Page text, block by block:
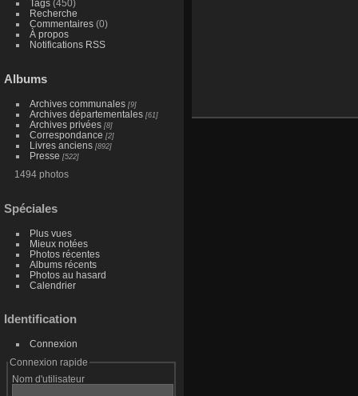
Tags(450)
Recherche
Commentaires(0)
À propos
Notifications RSS
Albums
Archives communales [9]
Archives départementales [61]
Archives privées [8]
Correspondance [2]
Livres anciens [892]
Presse [522]
1494 photos
Spéciales
Plus vues
Mieux notées
Photos récentes
Albums récents
Photos au hasard
Calendrier
Identification
Connexion
Connexion rapide
Nom d'utilisateur